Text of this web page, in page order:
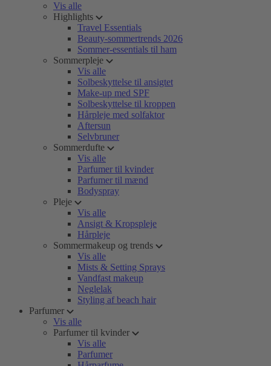
Vis alle
Highlights
Travel Essentials
Beauty-sommertrends 2026
Sommer-essentials til ham
Sommerpleje
Vis alle
Solbeskyttelse til ansigtet
Make-up med SPF
Solbeskyttelse til kroppen
Hårpleje med solfaktor
Aftersun
Selvbruner
Sommerdufte
Vis alle
Parfumer til kvinder
Parfumer til mænd
Bodyspray
Pleje
Vis alle
Ansigt & Kropspleje
Hårpleje
Sommermakeup og trends
Vis alle
Mists & Setting Sprays
Vandfast makeup
Neglelak
Styling af beach hair
Parfumer
Vis alle
Parfumer til kvinder
Vis alle
Parfumer